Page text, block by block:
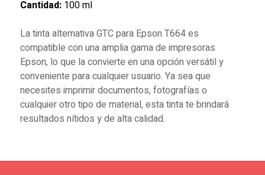
Cantidad:100 ml
La tinta alternativa GTC para Epson T664 es
compatible con una amplia gama de impresoras
Epson, lo que la convierte en una opción versátil y
conveniente para cualquier usuario. Ya sea que
necesites imprimir documentos, fotografías o
cualquier otro tipo de material, esta tinta te brindará
resultados nítidos y de alta calidad.